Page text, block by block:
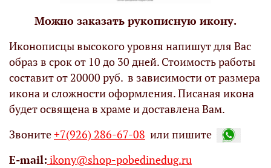
Можно заказать рукописную икону.
Иконописцы высокого уровня напишут для Вас
образ в срок от 10 до 30 дней. Стоимость работы
составит от 20000 руб. в зависимости от размера
икона и сложности оформления. Писаная икона
будет освящена в храме и доставлена Вам.
Звоните+7(926) 286-67-08 или пишите
Е-mail: ikony@shop-pobedinedug.ru